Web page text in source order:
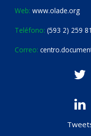
Web: www.olade.org
Teléfono: (593 2) 259
Correo: